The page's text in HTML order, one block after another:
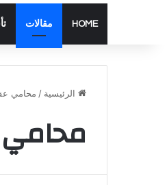
HOME مقالات
الرئيسية / محامي